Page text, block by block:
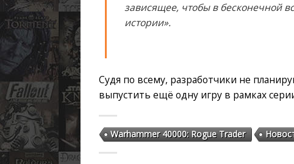
зависящее, чтобы в бесконечной
истории».
Судя по всему, разработчики не
выпустить ещё одну игру в рамках
Warhammer 40000: Rogue Trader